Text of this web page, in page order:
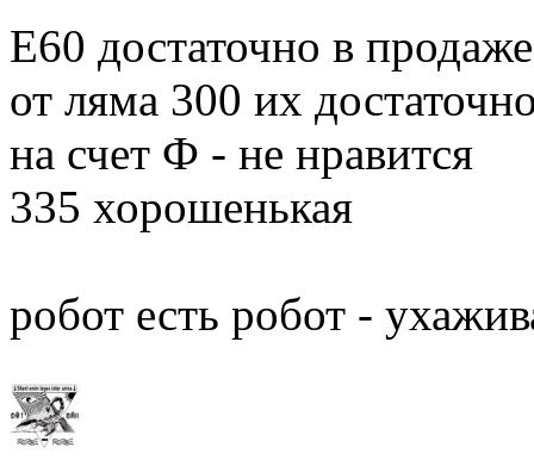
Е60 достаточно в
от ляма 300 их
на счет Ф - не нравится
335 хорошенькая
робот есть робот -